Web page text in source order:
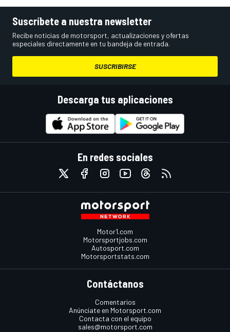
Suscríbete a nuestra newsletter
Recibe noticias de motorsport, actualizaciones y ofertas
especiales directamente en tu bandeja de entrada.
SUSCRIBIRSE
Descarga tus aplicaciones
En redes sociales
Motor1.com
Motorsportjobs.com
Autosport.com
Motorsportstats.com
Contáctanos
Comentarios
Anúnciate en Motorsport.com
Contacta con el equipo
sales@motorsport.com